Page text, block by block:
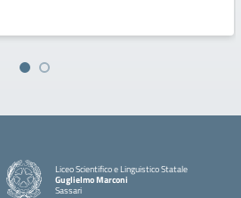
Liceo Scientifico e Linguistico Statale
Guglielmo Marconi
Sassari